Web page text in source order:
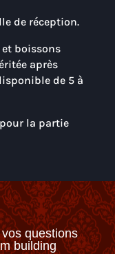
de réception.
boissons
après
de 5 à
la partie
questions
building